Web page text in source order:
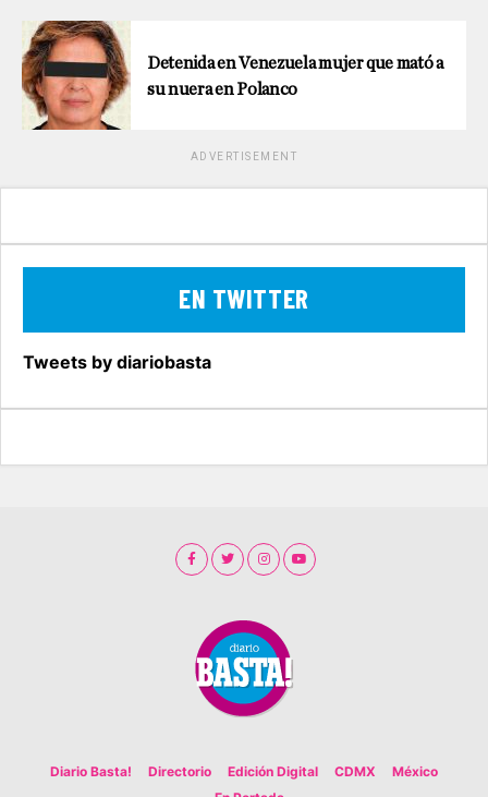
Detenida en Venezuela mujer que mató a
su nuera en Polanco
ADVERTISEMENT
EN TWITTER
Tweets by diariobasta
Diario Basta! Directorio Edición Digital CDMX
México